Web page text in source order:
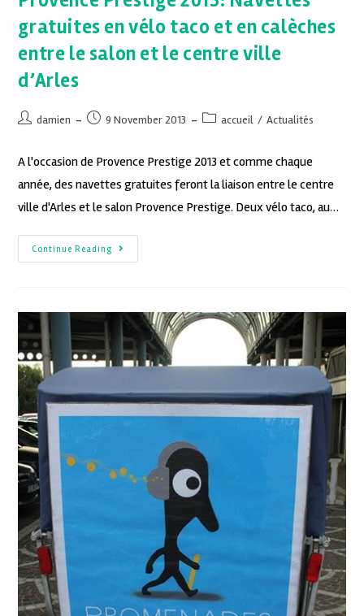
gratuites en vélo taco et en calèches
entre le salon et le centre ville
d’Arles
damien 9 November 2013 accueil / Actualités
A l'occasion de Provence Prestige 2013 et comme chaque
année, des navettes gratuites feront la liaison entre le centre
ville d'Arles et le salon Provence Prestige. Deux vélo taco, au…
Continue Reading